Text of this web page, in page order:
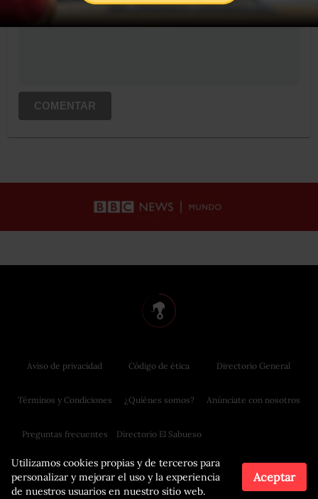
Suscribete para comentar...
COMENTAR
Utilizamos cookies propias y de terceros para
personalizar y mejorar el uso y la experiencia
de nuestros usuarios en nuestro sitio web.
Aceptar
Aviso de privacidad
Términos y Condiciones
Preguntas frecuentes
Código de ética
¿Quiénes somos?
Directorio El Sabueso
Directorio General
Anúnciate con nosotros